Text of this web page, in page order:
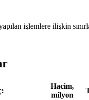
işlemlere ilişkin
Hacim,
milyon